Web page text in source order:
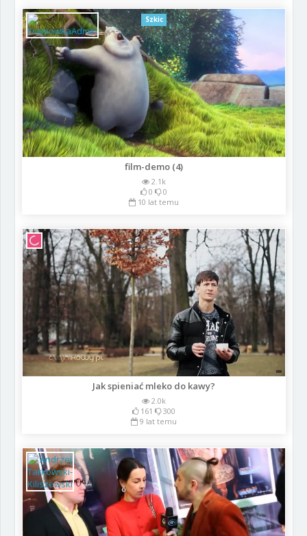
Szkic
film-demo (4)
2.1k
0
0
10 lat temu
Jak spieniać mleko do kawy?
2.0k
161
300
9 lat temu